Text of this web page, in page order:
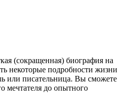
(сокращенная) биография на
некоторые подробности жизни
или писательница. Вы сможете
мечтателя до опытного